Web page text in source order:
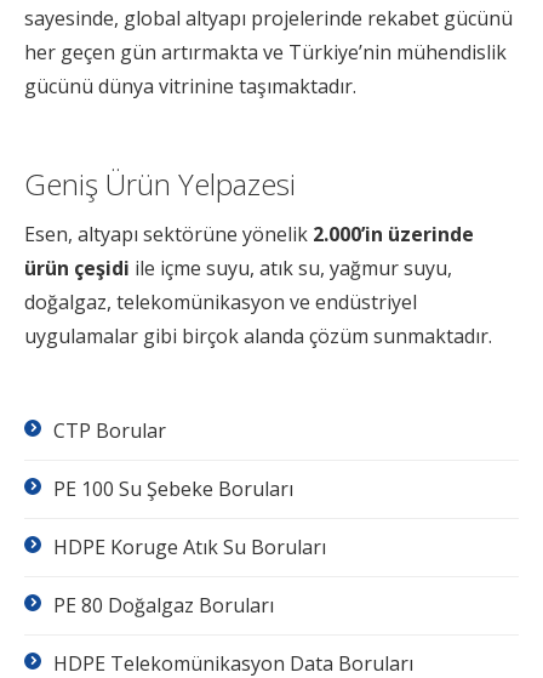
sayesinde, global altyapı projelerinde rekabet gücünü
her geçen gün artırmakta ve Türkiye’nin mühendislik
gücünü dünya vitrinine taşımaktadır.
Geniş Ürün Yelpazesi
Esen, altyapı sektörüne yönelik 2.000’in üzerinde
ürün çeşidi ile içme suyu, atık su, yağmur suyu,
doğalgaz, telekomünikasyon ve endüstriyel
uygulamalar gibi birçok alanda çözüm sunmaktadır.
CTP Borular
PE 100 Su Şebeke Boruları
HDPE Koruge Atık Su Boruları
PE 80 Doğalgaz Boruları
HDPE Telekomünikasyon Data Boruları